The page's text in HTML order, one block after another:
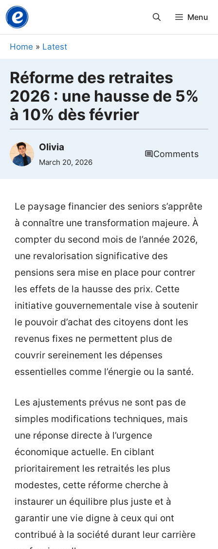
Skip
to
content
Menu
Home » Latest
Réforme des retraites
2026 : une hausse de 5%
à 10% dès février
Olivia
March 20, 2026
Comments
Le paysage financier des seniors s’apprête
à connaître une transformation majeure. À
compter du second mois de l’année 2026,
une revalorisation significative des
pensions sera mise en place pour contrer
les effets de la hausse des prix. Cette
initiative gouvernementale vise à soutenir
le pouvoir d’achat des citoyens dont les
revenus fixes ne permettent plus de
couvrir sereinement les dépenses
essentielles comme l’énergie ou la santé.
Les ajustements prévus ne sont pas de
simples modifications techniques, mais
une réponse directe à l’urgence
économique actuelle. En ciblant
prioritairement les retraités les plus
modestes, cette réforme cherche à
instaurer un équilibre plus juste et à
garantir une vie digne à ceux qui ont
contribué à la société durant leur carrière